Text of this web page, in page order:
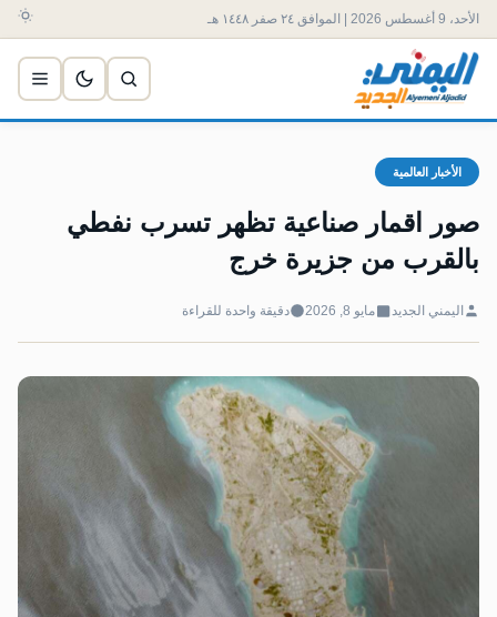
الأحد، 9 أغسطس 2026 | الموافق ٢٤ صفر ١٤٤٨ هـ
الأخبار العالمية
صور اقمار صناعية تظهر تسرب نفطي
بالقرب من جزيرة خرج
اليمني الجديد مايو 8, 2026 دقيقة واحدة للقراءة